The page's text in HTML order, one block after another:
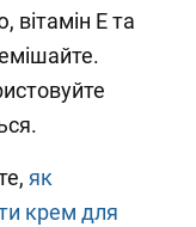
вітамін Е та
як
крем для